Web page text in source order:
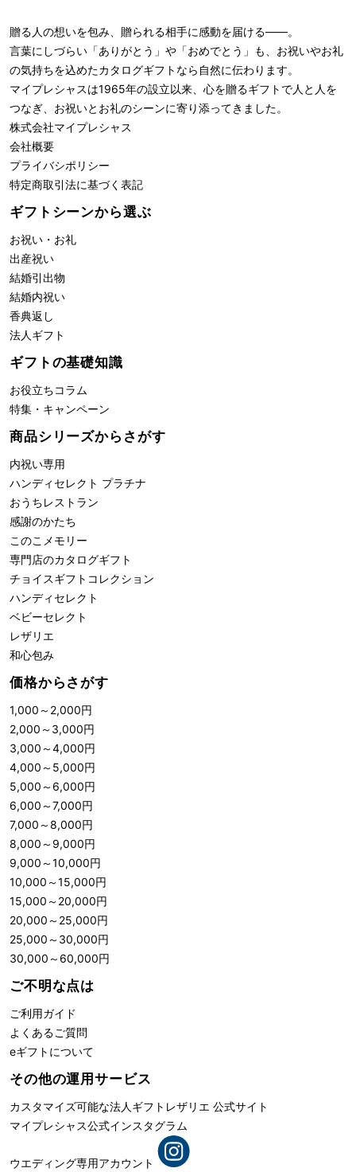
贈る人の想いを包み、贈られる相手に感動を届ける――。
言葉にしづらい「ありがとう」や「おめでとう」も、お祝いやお礼
の気持ちを込めたカタログギフトなら自然に伝わります。
マイプレシャスは1965年の設立以来、心を贈るギフトで人と人を
つなぎ、お祝いとお礼のシーンに寄り添ってきました。
株式会社マイプレシャス
会社概要
プライバシポリシー
特定商取引法に基づく表記
ギフトシーンから選ぶ
お祝い・お礼
出産祝い
結婚引出物
結婚内祝い
香典返し
法人ギフト
ギフトの基礎知識
お役立ちコラム
特集・キャンペーン
商品シリーズからさがす
内祝い専用
ハンディセレクト プラチナ
おうちレストラン
感謝のかたち
このこメモリー
専門店のカタログギフト
チョイスギフトコレクション
ハンディセレクト
ベビーセレクト
レザリエ
和心包み
価格からさがす
1,000 ～ 2,000円
2,000 ～ 3,000円
3,000 ～4,000円
4,000 ～ 5,000円
5,000 ～ 6,000円
6,000 ～7,000円
7,000 ～8,000円
8,000 ～ 9,000円
9,000 ～10,000円
10,000 ～15,000円
15,000 ～ 20,000円
20,000 ～ 25,000円
25,000 ～ 30,000円
30,000 ～ 60,000円
ご不明な点は
ご利用ガイド
よくあるご質問
eギフトについて
その他の運用サービス
カスタマイズ可能な法人ギフト レザリエ 公式サイト
マイプレシャス公式インスタグラム
ウエディング専用アカウント